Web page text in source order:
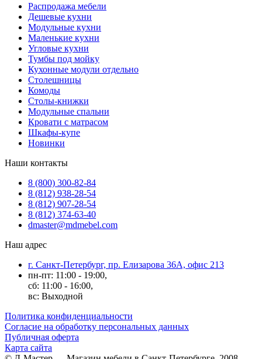
Распродажа мебели
Дешевые кухни
Модульные кухни
Маленькие кухни
Угловые кухни
Тумбы под мойку
Кухонные модули отдельно
Столешницы
Комоды
Столы-книжки
Модульные спальни
Кровати с матрасом
Шкафы-купе
Новинки
Наши контакты
8 (800) 300-82-84
8 (812) 938-28-54
8 (812) 907-28-54
8 (812) 374-63-40
dmaster@mdmebel.com
Наш адрес
г. Санкт-Петербург, пр. Елизарова 36А, офис 213
пн-пт: 11:00 - 19:00,
сб: 11:00 - 16:00,
вс: Выходной
Политика конфиденциальности
Согласие на обработку персональных данных
Публичная оферта
Карта сайта